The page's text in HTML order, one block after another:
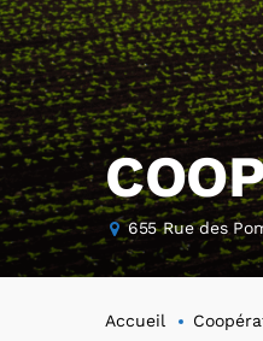
655 Rue des
Accueil